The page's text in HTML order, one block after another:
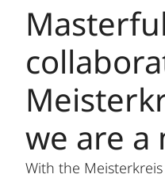
Masterful
we are a
With the